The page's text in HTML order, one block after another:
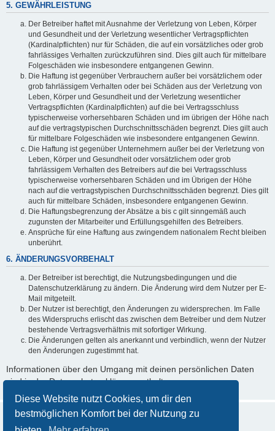
Diese Website nutzt Cookies, um dir den
bestmöglichen Komfort bei der Nutzung zu
5. GEWÄHRLEISTUNG
Der Betreiber haftet mit Ausnahme der Verletzung von Leben, Körper
und Gesundheit und der Verletzung wesentlicher Vertragspflichten
(Kardinalpflichten) nur für Schäden, die auf ein vorsätzliches oder grob
fahrlässiges Verhalten zurückzuführen sind. Dies gilt auch für mittelbare
Folgeschäden wie insbesondere entgangenen Gewinn.
Die Haftung ist gegenüber Verbrauchern außer bei vorsätzlichem oder
grob fahrlässigem Verhalten oder bei Schäden aus der Verletzung von
Leben, Körper und Gesundheit und der Verletzung wesentlicher
Vertragspflichten (Kardinalpflichten) auf die bei Vertragsschluss
typischerweise vorhersehbaren Schäden und im übrigen der Höhe nach
auf die vertragstypischen Durchschnittsschäden begrenzt. Dies gilt auch
für mittelbare Folgeschäden wie insbesondere entgangenen Gewinn.
Die Haftung ist gegenüber Unternehmern außer bei der Verletzung von
Leben, Körper und Gesundheit oder vorsätzlichem oder grob
fahrlässigem Verhalten des Betreibers auf die bei Vertragsschluss
typischerweise vorhersehbaren Schäden und im Übrigen der Höhe
nach auf die vertragstypischen Durchschnittsschäden begrenzt. Dies gilt
auch für mittelbare Schäden, insbesondere entgangenen Gewinn.
Die Haftungsbegrenzung der Absätze a bis c gilt sinngemäß auch
zugunsten der Mitarbeiter und Erfüllungsgehilfen des Betreibers.
Ansprüche für eine Haftung aus zwingendem nationalem Recht bleiben
unberührt.
6. ÄNDERUNGSVORBEHALT
Der Betreiber ist berechtigt, die Nutzungsbedingungen und die
Datenschutzerklärung zu ändern. Die Änderung wird dem Nutzer per E-
Mail mitgeteilt.
Der Nutzer ist berechtigt, den Änderungen zu widersprechen. Im Falle
des Widerspruchs erlischt das zwischen dem Betreiber und dem Nutzer
bestehende Vertragsverhältnis mit sofortiger Wirkung.
Die Änderungen gelten als anerkannt und verbindlich, wenn der Nutzer
den Änderungen zugestimmt hat.
Informationen über den Umgang mit deinen persönlichen Daten
sind in der Datenschutzerklärung enthalten.